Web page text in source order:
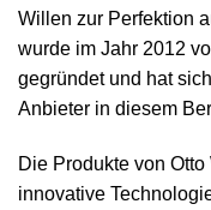
Willen zur Perfektion
wurde im Jahr 2012
gegründet und hat
Anbieter in diesem
Die Produkte von
innovative